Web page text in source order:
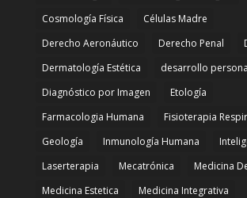
Cosmología Física
Células Madre
Derecho Aeronáutico
Derecho Penal
Dermatología Estética
desarrollo
Diagnóstico por Imagen
Etología
Farmacologia Humana
Fisioterapia
Geología
Inmunología Humana
Laserterapia
Mecatrónica
Medicina
Medicina Estetica
Medicina Integrativa